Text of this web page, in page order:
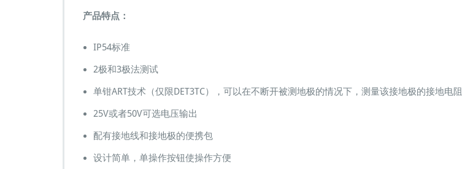
产品特点：
IP54标准
2极和3极法测试
单钳ART技术（仅限DET3TC），可以在不断开被测地极的情况下，测量该接地极的接地电阻
25V或者50V可选电压输出
配有接地线和接地极的便携包
设计简单，单操作按钮使操作方便